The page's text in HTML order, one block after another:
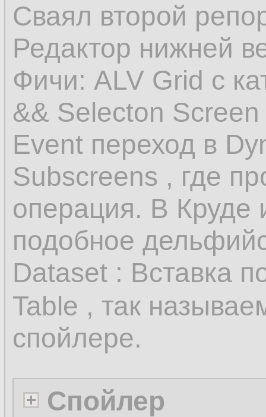
Сваял второй
Редактор нижней
Фичи: ALV Grid с
&& Selecton
Event переход в
Subscreens , где
операция. В Круде
подобное
Dataset : Вставка
Table , так
спойлере.
Спойлер